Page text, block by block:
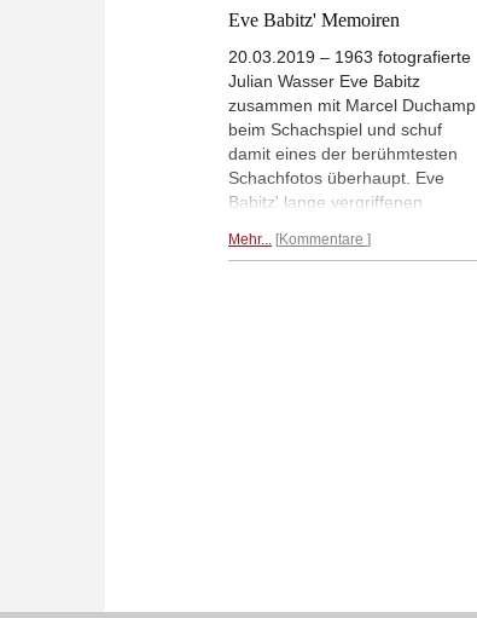
Eve Babitz' Memoiren
20.03.2019 – 1963 fotografierte
Julian Wasser Eve Babitz
zusammen mit Marcel Duchamp
beim Schachspiel und schuf
damit eines der berühmtesten
Schachfotos überhaupt. Eve
Babitz' lange vergriffenen
deutscher Übersetzung
Mehr... Kommentare